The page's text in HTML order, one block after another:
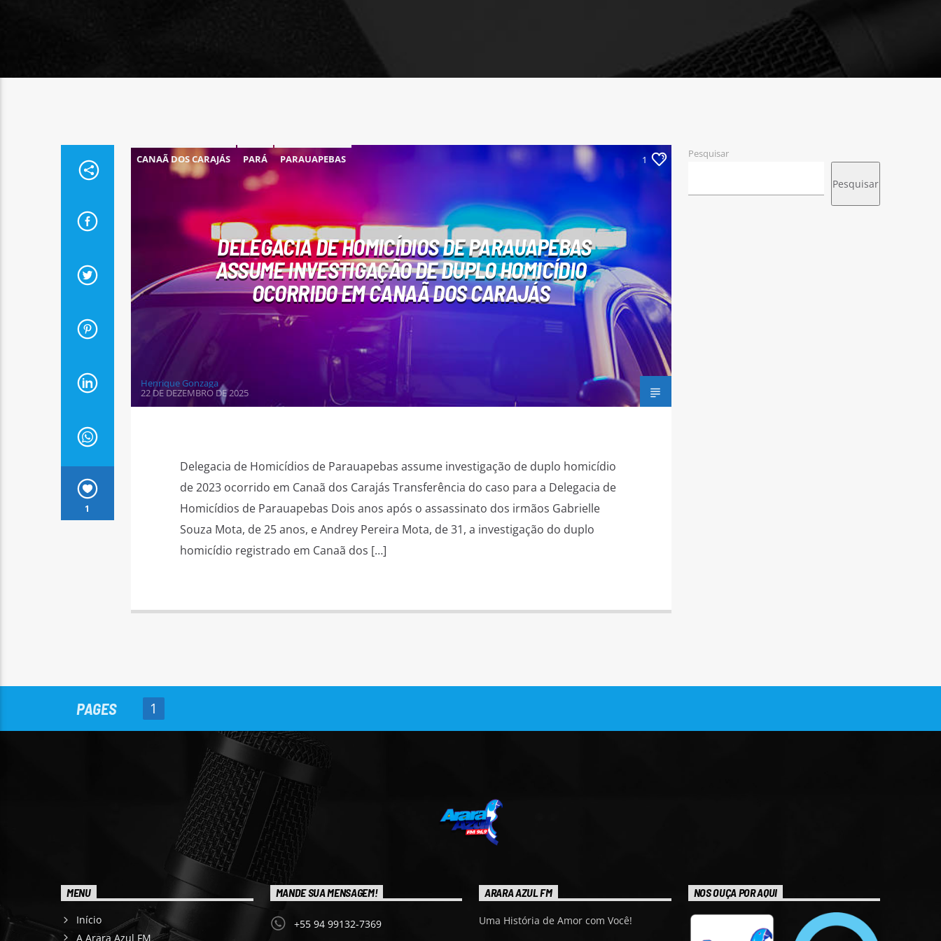
1
CANAÃ DOS CARAJÁS PARÁ PARAUAPEBAS 1
DELEGACIA DE HOMICÍDIOS DE PARAUAPEBAS
ASSUME INVESTIGAÇÃO DE DUPLO HOMICÍDIO
OCORRIDO EM CANAÃ DOS CARAJÁS
Henrique Gonzaga
22 DE DEZEMBRO DE 2025
Delegacia de Homicídios de Parauapebas assume investigação de duplo homicídio
de 2023 ocorrido em Canaã dos Carajás Transferência do caso para a Delegacia de
Homicídios de Parauapebas Dois anos após o assassinato dos irmãos Gabrielle
Souza Mota, de 25 anos, e Andrey Pereira Mota, de 31, a investigação do duplo
homicídio registrado em Canaã dos […]
Pesquisar
Pesquisar
PAGES 1
MENU
Início
A Arara Azul FM
MANDE SUA MENSAGEM!
+55 94 99132-7369
ARARA AZUL FM
Uma História de Amor com Você!
NOS OUÇA POR AQUI